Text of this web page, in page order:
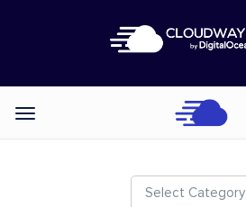
Categories
Select Category